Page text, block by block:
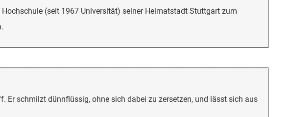
(seit 1967 Universität) seiner Heimatstadt Stuttgart zum
schmilzt dünnflüssig, ohne sich dabei zu zersetzen, und lässt sich aus